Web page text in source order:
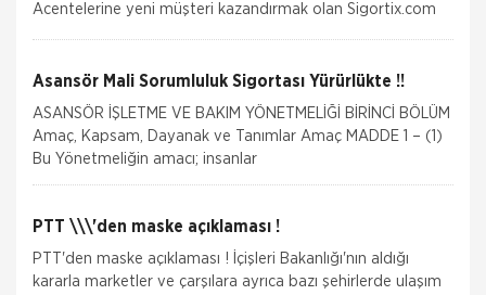
TEKLİF AL
Acentelerine yeni müşteri kazandırmak olan Sigortix.com
Asansör Mali Sorumluluk Sigortası Yürürlükte !!
ASANSÖR İŞLETME VE BAKIM YÖNETMELİĞİ BİRİNCİ BÖLÜM
Amaç, Kapsam, Dayanak ve Tanımlar Amaç MADDE 1 – (1)
Bu Yönetmeliğin amacı; insanlar
PTT \\\'den maske açıklaması !
PTT'den maske açıklaması ! İçişleri Bakanlığı'nın aldığı
kararla marketler ve çarşılara ayrıca bazı şehirlerde ulaşım